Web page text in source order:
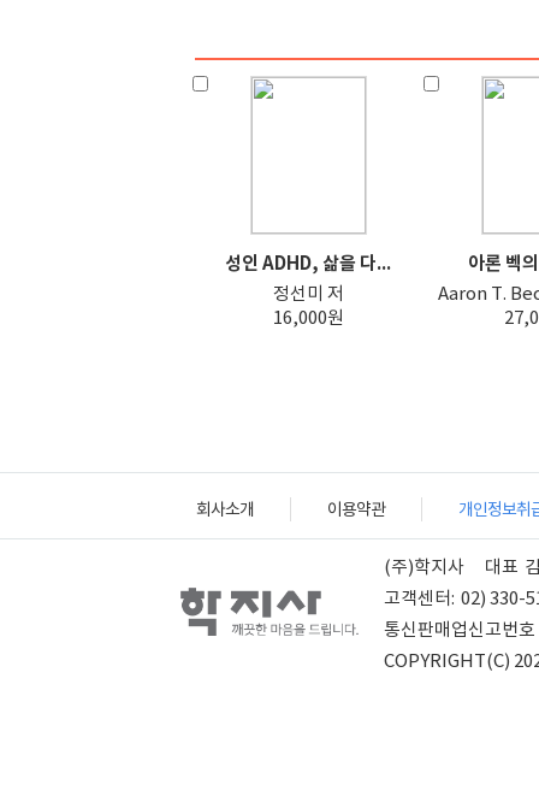
성인 ADHD, 삶을 다...
정선미 저
16,000원
아론 벡
Aaron T.
회사소개 이용약관 개인정보취
(주)학지사 대표
고객센터: 02) 330-
통신판매업신고번호
COPYRIGHT(C)